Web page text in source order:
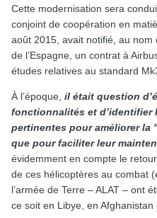
Cette modernisation sera
conjoint de coopération en
août 2015, avait notifié, au nom
de l’Espagne, un contrat à
études relatives au standard
À l’époque, il était question
fonctionnalités et
pertinentes pour améliorer
que pour faciliter leur
évidemment en compte le
de ces hélicoptères au combat
l’armée de Terre – ALAT – ont
ce soit en Libye, en Afghanistan